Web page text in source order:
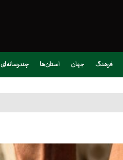
فرهنگ جهان استان‌ها چندرسانه‌ای